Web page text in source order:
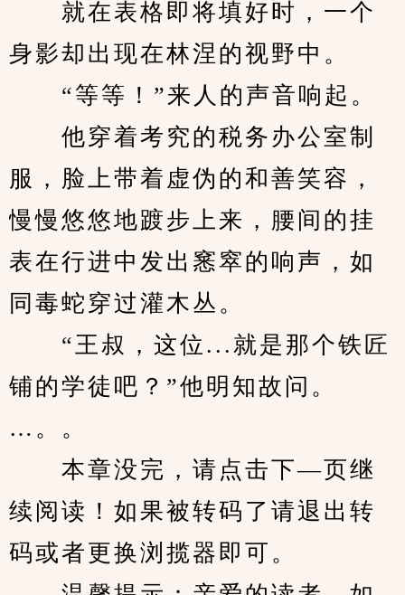
就在表格即将填好时，一个
身影却出现在林涅的视野中。
“等等！”来人的声音响起。
他穿着考究的税务办公室制
服，脸上带着虚伪的和善笑容，
慢慢悠悠地踱步上来，腰间的挂
表在行进中发出窸窣的响声，如
同毒蛇穿过灌木丛。
“王叔，这位...就是那个铁匠
铺的学徒吧？”他明知故问。
…。。
本章没完，请点击下—页继
续阅读！如果被转码了请退出转
码或者更换浏揽器即可。